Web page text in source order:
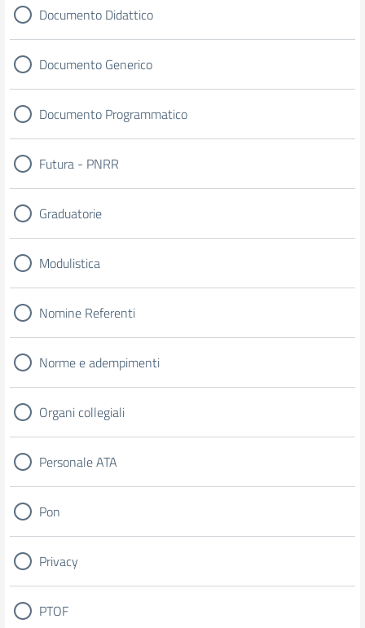
Documento Didattico
Documento Generico
Documento Programmatico
Futura - PNRR
Graduatorie
Modulistica
Nomine Referenti
Norme e adempimenti
Organi collegiali
Personale ATA
Pon
Privacy
PTOF